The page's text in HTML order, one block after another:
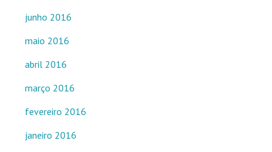
junho 2016
maio 2016
abril 2016
março 2016
fevereiro 2016
janeiro 2016